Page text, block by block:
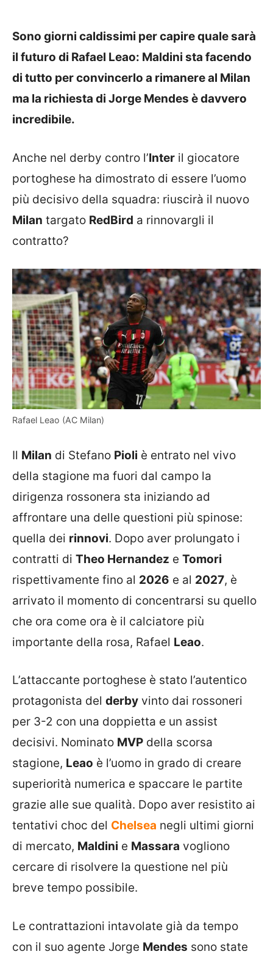
Sono giorni caldissimi per capire quale sarà
il futuro di Rafael Leao: Maldini sta facendo
di tutto per convincerlo a rimanere al Milan
ma la richiesta di Jorge Mendes è davvero
incredibile.
Anche nel derby contro l’Inter il giocatore
portoghese ha dimostrato di essere l’uomo
più decisivo della squadra: riuscirà il nuovo
Milan targato RedBird a rinnovargli il
contratto?
Rafael Leao (AC Milan)
Il Milan di Stefano Pioli è entrato nel vivo
della stagione ma fuori dal campo la
dirigenza rossonera sta iniziando ad
affrontare una delle questioni più spinose:
quella dei rinnovi. Dopo aver prolungato i
contratti di Theo Hernandez e Tomori
rispettivamente fino al 2026 e al 2027, è
arrivato il momento di concentrarsi su quello
che ora come ora è il calciatore più
importante della rosa, Rafael Leao.
L’attaccante portoghese è stato l’autentico
protagonista del derby vinto dai rossoneri
per 3-2 con una doppietta e un assist
decisivi. Nominato MVP della scorsa
stagione, Leao è l’uomo in grado di creare
superiorità numerica e spaccare le partite
grazie alle sue qualità. Dopo aver resistito ai
tentativi choc del Chelsea negli ultimi giorni
di mercato, Maldini e Massara vogliono
cercare di risolvere la questione nel più
breve tempo possibile.
Le contrattazioni intavolate già da tempo
con il suo agente Jorge Mendes sono state